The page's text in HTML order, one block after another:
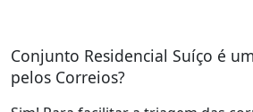
Conjunto Residencial Suíço é
pelos Correios?